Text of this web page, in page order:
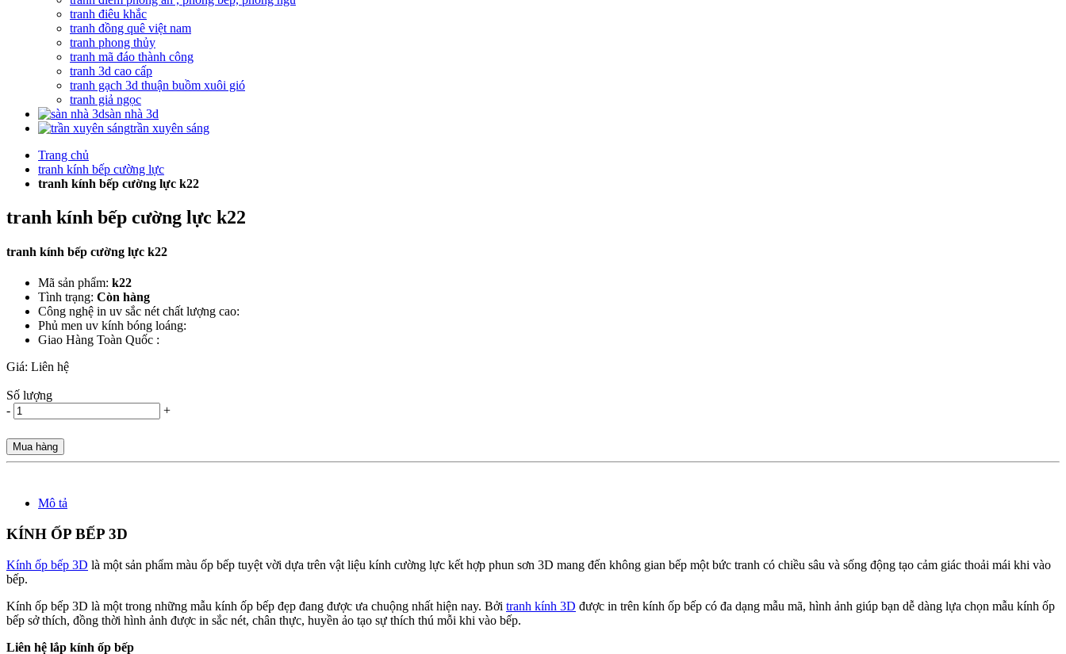
tranh điêu khắc
tranh đồng quê việt nam
tranh phong thủy
tranh mã đáo thành công
tranh 3d cao cấp
tranh gạch 3d thuận buồm xuôi gió
tranh giả ngọc
sàn nhà 3d
trần xuyên sáng
Trang chủ
tranh kính bếp cường lực
tranh kính bếp cường lực k22
tranh kính bếp cường lực k22
tranh kính bếp cường lực k22
Mã sản phẩm: k22
Tình trạng: Còn hàng
Công nghệ in uv sắc nét chất lượng cao:
Phủ men uv kính bóng loáng:
Giao Hàng Toàn Quốc :
Giá: Liên hệ
Số lượng
-
+
Mua hàng
Mô tả
KÍNH ỐP BẾP 3D
Kính ốp bếp 3D là một sản phẩm màu ốp bếp tuyệt vời dựa trên vật liệu kính cường lực kết hợp phun sơn 3D mang đến không gian bếp một bức tranh có chiều sâu và sống động tạo cảm giác thoải mái khi vào
bếp.
Kính ốp bếp 3D là một trong những mẫu kính ốp bếp đẹp đang được ưa chuộng nhất hiện nay. Bởi tranh kính 3D được in trên kính ốp bếp có đa dạng mẫu mã, hình ảnh giúp bạn dễ dàng lựa chọn mẫu kính ốp
bếp sở thích, đồng thời hình ảnh được in sắc nét, chân thực, huyền ảo tạo sự thích thú mỗi khi vào bếp.
Liên hệ lắp kính ốp bếp